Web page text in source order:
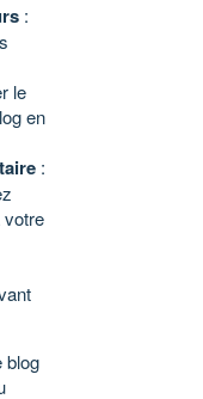
:
le
en
:
votre
blog